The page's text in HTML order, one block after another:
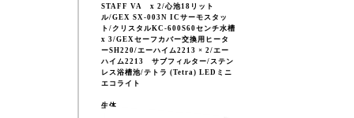
STAFF VA x 2/心池18リット
ル/GEX SX-003N ICサーモスタッ
ト/クリスタルKC-600S60センチ水槽
x 3/GEXセーフカバー交換用ヒータ
ーSH220/エーハイム2213 × 2/エー
ハイム2213 サブフィルター/ステン
レス浴槽池/テトラ (Tetra) LEDミニ
エコライト
生体